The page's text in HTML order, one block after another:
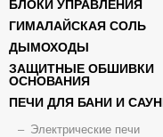
БЛОКИ УПРАВЛЕНИЯ
ГИМАЛАЙСКАЯ СОЛЬ
ДЫМОХОДЫ
ЗАЩИТНЫЕ ОБШИВКИ
ОСНОВАНИЯ
ПЕЧИ ДЛЯ БАНИ И
Электрические печи